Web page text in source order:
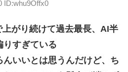
ID:whu9Offx0
がり続けて過去最長、AI半
りすぎている
いいとは思うんだけど、ち